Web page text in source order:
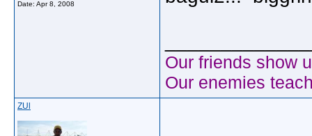
Date: Apr 8, 2008
Our friends show
Our enemies
ZUl